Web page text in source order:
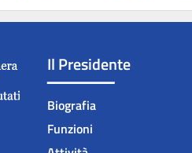
Il Presidente
Biografia
Funzioni